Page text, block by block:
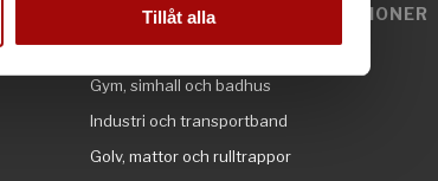
kan i sin tur kombinera informationen
har använt deras tjänster.
Tillåt alla
DEMOFILMER OCH INSTRUKTIONER
Hotell, restaurang, kök, livsmedel
Gym, simhall och badhus
Industri och transportband
Golv, mattor och rulltrappor